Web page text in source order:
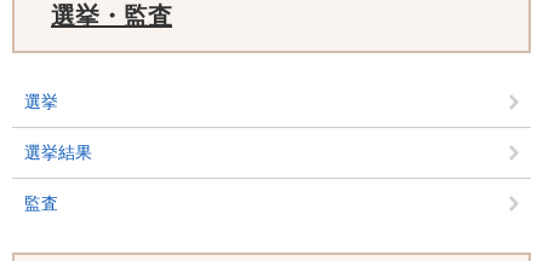
選挙・監査
選挙
選挙結果
監査